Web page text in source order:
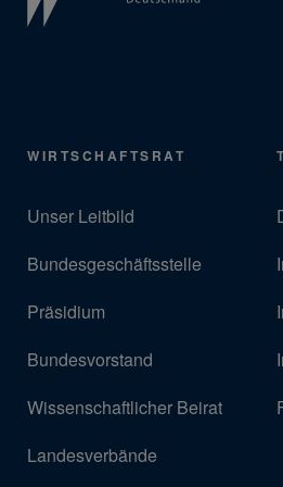
WIRTSCHAFTSRAT
Unser Leitbild
Bundesgeschäftsstelle
Präsidium
Bundesvorstand
Wissenschaftlicher Beirat
Landesverbände